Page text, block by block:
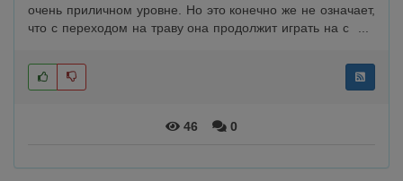
очень приличном уровне. Но это конечно же не означает,
что с переходом на траву она продолжит играть на столь
турнире, переиграв Инглис в трех сетах - 2:1 (6:4, 5:7,
6:2). Оценить готовность ..
46 0